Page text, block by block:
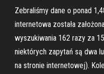
Zebraliśmy dane o ponad
internetowa została
wyszukiwania 162 razy za
niektórych zapytań są dwa
na stronie internetowej).